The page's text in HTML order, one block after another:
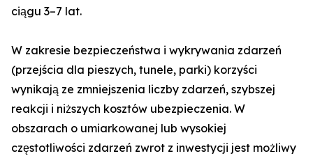
ciągu 3–7 lat.
W zakresie bezpieczeństwa i wykrywania zdarzeń
(przejścia dla pieszych, tunele, parki) korzyści
wynikają ze zmniejszenia liczby zdarzeń, szybszej
reakcji i niższych kosztów ubezpieczenia. W
obszarach o umiarkowanej lub wysokiej
częstotliwości zdarzeń zwrot z inwestycji jest możliwy